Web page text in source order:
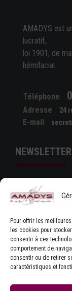
Pour offrir les
les cookies pour
consentir à ces
comportement de
consentir ou de retirer
caractéristiques et
AMADYS est
lucratif,
loi 1901, de
hémifacial.
Téléphone
Adresse 24
E-mail
NEWSLETTER
J'ACCEPTE
D'UTILISATION